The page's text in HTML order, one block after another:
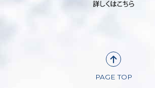
PAGE TOP